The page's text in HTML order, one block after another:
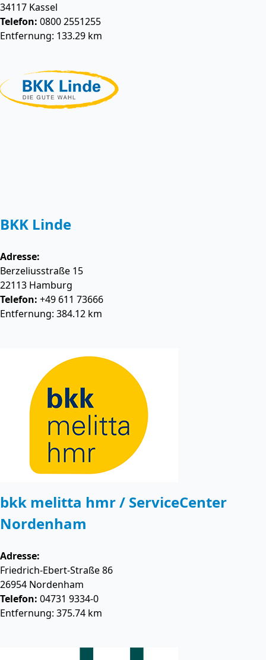
34117 Kassel
Telefon: 0800 2551255
Entfernung: 133.29 km
BKK Linde
Adresse:
Berzeliusstraße 15
22113 Hamburg
Telefon: +49 611 73666
Entfernung: 384.12 km
bkk melitta hmr / ServiceCenter
Nordenham
Adresse:
Friedrich-Ebert-Straße 86
26954 Nordenham
Telefon: 04731 9334-0
Entfernung: 375.74 km